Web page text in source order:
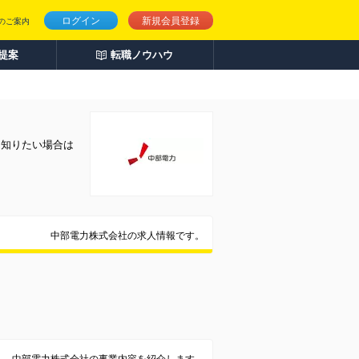
ログイン 新規会員登録
ご案内
案 転職ノウハウ
りたい場合は
中部電力株式会社の求人情報です。